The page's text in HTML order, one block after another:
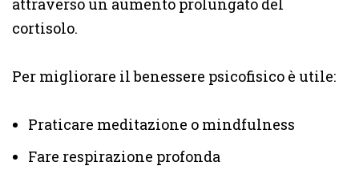
attraverso un aumento prolungato del
cortisolo.
Per migliorare il benessere psicofisico è utile:
Praticare meditazione o mindfulness
Fare respirazione profonda